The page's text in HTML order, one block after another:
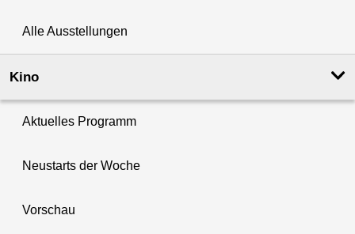
Alle Ausstellungen
Kino
Aktuelles Programm
Neustarts der Woche
Vorschau